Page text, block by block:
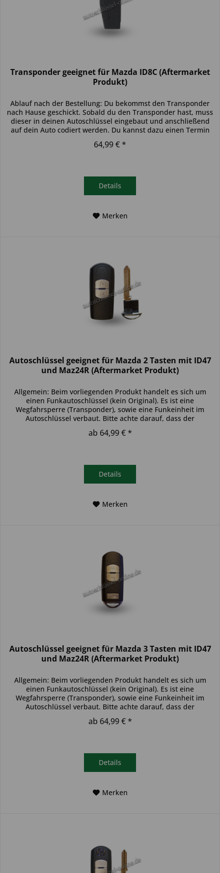
Transponder geeignet für Mazda ID8C (Aftermarket
Produkt)
Ablauf nach der Bestellung: Du bekommst den Transponder
nach Hause geschickt. Sobald du den Transponder hast, muss
dieser in deinen Autoschlüssel eingebaut und anschließend
auf dein Auto codiert werden. Du kannst dazu einen Termin
64,99 € *
Details
Merken
Autoschlüssel geeignet für Mazda 2 Tasten mit ID47
und Maz24R (Aftermarket Produkt)
Allgemein: Beim vorliegenden Produkt handelt es sich um
einen Funkautoschlüssel (kein Original). Es ist eine
Wegfahrsperre (Transponder), sowie eine Funkeinheit im
Autoschlüssel verbaut. Bitte achte darauf, dass der
ab 64,99 € *
Details
Merken
Autoschlüssel geeignet für Mazda 3 Tasten mit ID47
und Maz24R (Aftermarket Produkt)
Allgemein: Beim vorliegenden Produkt handelt es sich um
einen Funkautoschlüssel (kein Original). Es ist eine
Wegfahrsperre (Transponder), sowie eine Funkeinheit im
Autoschlüssel verbaut. Bitte achte darauf, dass der
ab 64,99 € *
Details
Merken